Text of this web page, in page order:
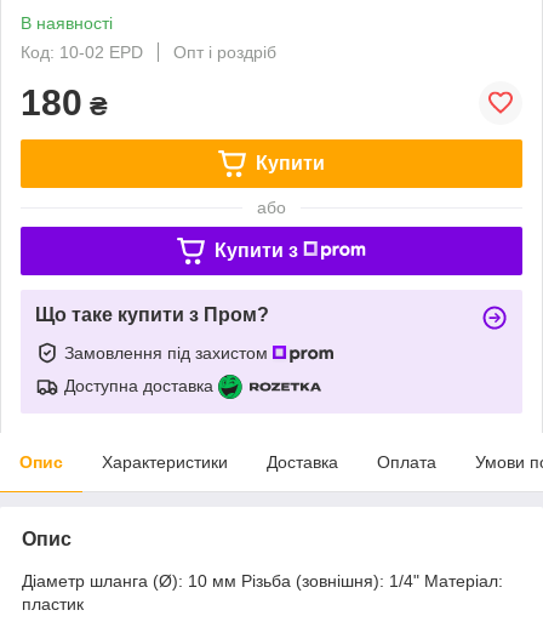
В наявності
Код: 10-02 EPD
Опт і роздріб
180 ₴
Купити
або
Купити з
Що таке купити з Пром?
Замовлення під захистом
Доступна доставка
Опис Характеристики Доставка Оплата Умови
Опис
Діаметр шланга (Ø): 10 мм Різьба (зовнішня): 1/4" Матеріал:
пластик